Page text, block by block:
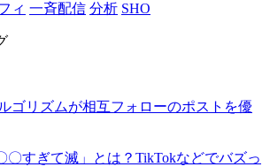
ィ 一斉配信 分析 SHO
ゴリズムが相互フォローのポストを優
〇すぎて滅」とは？TikTokなどでバズっ